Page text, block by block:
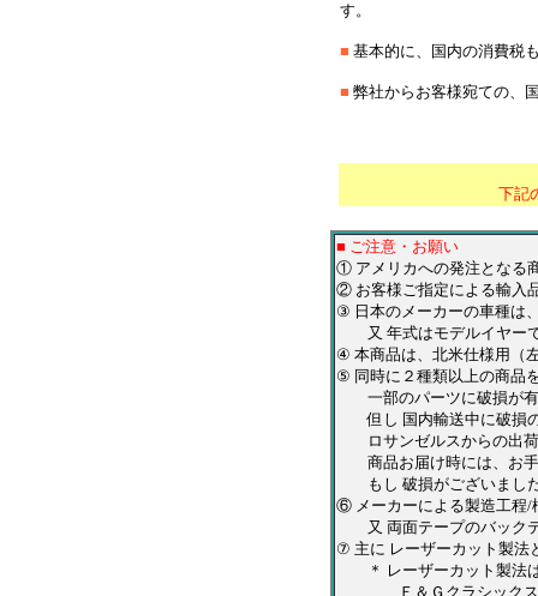
す。
■ 基本的に、国内の消費税
■ 弊社からお客様宛ての、
下記
■ ご注意・お願い
① アメリカへの発注となる
② お客様ご指定による輸入
③ 日本のメーカーの車種は
又 年式はモデルイヤーで
④ 本商品は、北米仕様用（
⑤ 同時に２種類以上の商品
一部のパーツに破損が有
但し 国内輸送中に破損の
ロサンゼルスからの出荷
商品お届け時には、お手
もし 破損がございました
⑥ メーカーによる製造工程/
又 両面テープのバックテ
⑦ 主に レーザーカット製法
＊ レーザーカット製法は
Ｅ＆Ｇクラシックス・Ｑ